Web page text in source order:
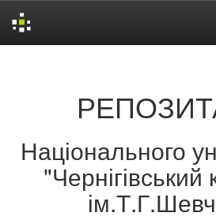
Національного
"Чернігівський